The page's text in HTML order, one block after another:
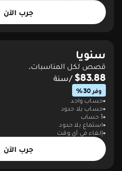
جرب الآن
سنويا
قصص لكل المناسبات.
$83.88 /سنة
وفر 30%
حساب واحد
حساب بلا حدود
1 حساب
استماع بلا حدود
إلغاء في أي وقت
جرب الآن